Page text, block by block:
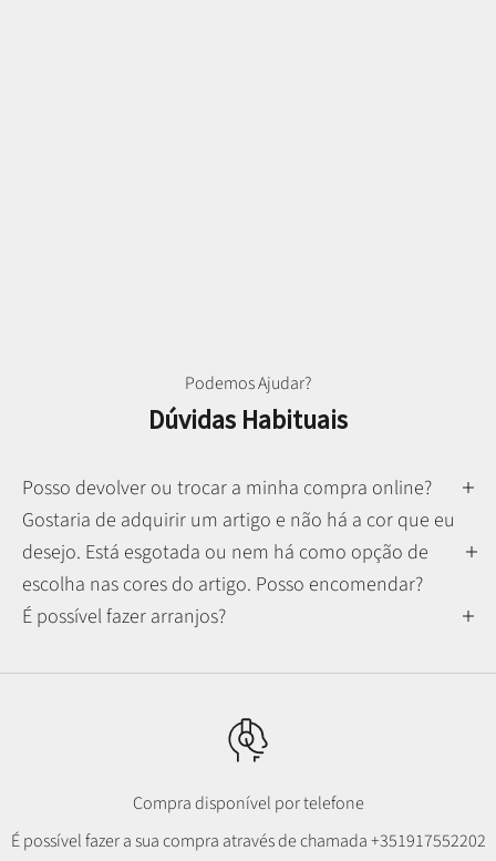
Podemos Ajudar?
Dúvidas Habituais
Posso devolver ou trocar a minha compra online?
Gostaria de adquirir um artigo e não há a cor que eu
desejo. Está esgotada ou nem há como opção de
escolha nas cores do artigo. Posso encomendar?
É possível fazer arranjos?
Compra disponível por telefone
É possível fazer a sua compra através de chamada+351917552202